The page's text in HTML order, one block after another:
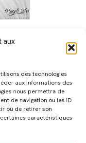
aux
des technologies
aux informations des
nous permettra de
de navigation ou les ID
ou de retirer son
caractéristiques
BLOG CONTACT